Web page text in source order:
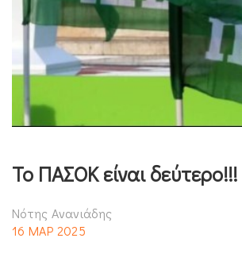
Το ΠΑΣΟΚ είναι δεύτερο!!!
Νότης Ανανιάδης
16 ΜΑΡ 2025